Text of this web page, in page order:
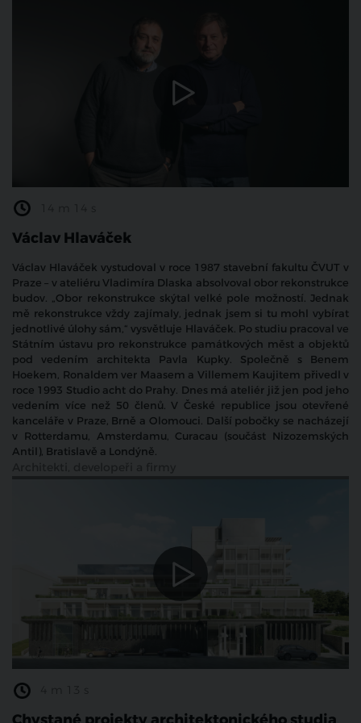
Václav Hlaváček
Václav Hlaváček vystudoval v roce 1987 stavební fakultu ČVUT v
Praze – v ateliéru Vladimíra Dlaska absolvoval obor rekonstrukce
budov. „Obor rekonstrukce skýtal velké pole možností. Jednak
mě rekonstrukce vždy zajímaly, jednak jsem si tu mohl vybírat
jednotlivé úlohy sám,“ vysvětluje Hlaváček. Po studiu pracoval ve
Státním ústavu pro rekonstrukce památkových měst a objektů
pod vedením architekta Pavla Kupky. Společně s Benem
Hoekem, Ronaldem ver Maasem a Villemem Kaujitem přivedl v
roce 1993 Studio acht do Prahy. Dnes má ateliér již jen pod jeho
vedením více než 50 členů. V České republice jsou otevřené
kanceláře v Praze, Brně a Olomouci. Další pobočky se nacházejí
v Rotterdamu, Amsterdamu, Curacau (součást Nizozemských
Antil), Bratislavě a Londýně.